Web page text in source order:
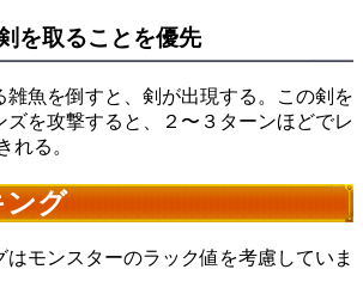
を取ることを優先
雑魚を倒すと、剣が出現する。この剣を
ズを攻撃すると、２〜３ターンほどでレ
れる。
ング
モンスターのラック値を考慮していま